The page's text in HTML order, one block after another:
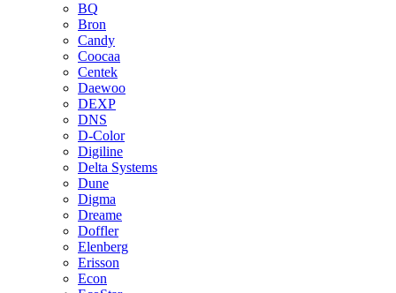
BQ
Bron
Candy
Coocaa
Centek
Daewoo
DEXP
DNS
D-Color
Digiline
Delta Systems
Dune
Digma
Dreame
Doffler
Elenberg
Erisson
Econ